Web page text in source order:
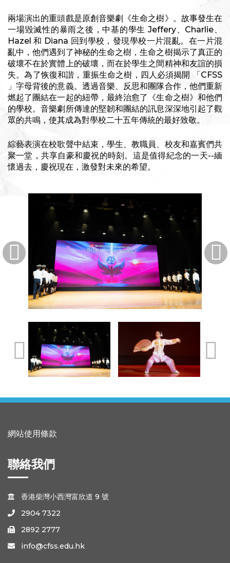
兩場演出的重頭戲是原創音樂劇《生命之樹》。故事發生在
一場毀滅性的暴雨之後，中基的學生 Jeffery、Charlie、
Hazel 和 Diana 回到學校，發現學校一片混亂。在一片混
亂中，他們遇到了神秘的生命之樹，生命之樹揭示了真正的
破壞不在於實體上的破壞，而在於學生之間精神和友誼的損
失。為了恢復和諧，重振生命之樹，四人必須揭開 「CFSS
」字母背後的意義。透過音樂、反思和團隊合作，他們重新
燃起了團結在一起的紐帶，最終治愈了《生命之樹》和他們
的學校。音樂劇所傳達的堅韌和團結的訊息深深地引起了觀
眾的共鳴，使其成為對學校二十五年傳統的最好致敬。
綜藝表演在校歌聲中結束，學生、教職員、校友和嘉賓們共
聚一堂，共享自豪和慶祝的時刻。這是值得紀念的一天--緬
懷過去，慶祝現在，激發對未來的希望。
網站使用條款
聯絡我們
 香港柴灣小西灣富欣道 9 號
 2904 7322
 2892 2777
 info@cfss.edu.hk